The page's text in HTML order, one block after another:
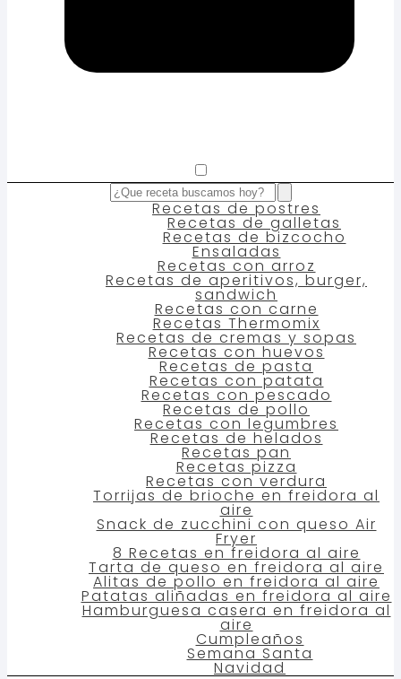
Recetas de postres
Recetas de galletas
Recetas de bizcocho
Ensaladas
Recetas con arroz
Recetas de aperitivos, burger,
sandwich
Recetas con carne
Recetas Thermomix
Recetas de cremas y sopas
Recetas con huevos
Recetas de pasta
Recetas con patata
Recetas con pescado
Recetas de pollo
Recetas con legumbres
Recetas de helados
Recetas pan
Recetas pizza
Recetas con verdura
Torrijas de brioche en freidora al
aire
Snack de zucchini con queso Air
Fryer
8 Recetas en freidora al aire
Tarta de queso en freidora al aire
Alitas de pollo en freidora al aire
Patatas aliñadas en freidora al aire
Hamburguesa casera en freidora al
aire
Cumpleaños
Semana Santa
Navidad